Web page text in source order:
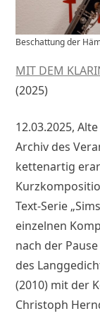
Beschattung der
MIT DEM
(2025)
12.03.2025,
Archiv des
kettenartig
Text-Serie
einzelnen
nach der
des
(2010) mit der
Christoph